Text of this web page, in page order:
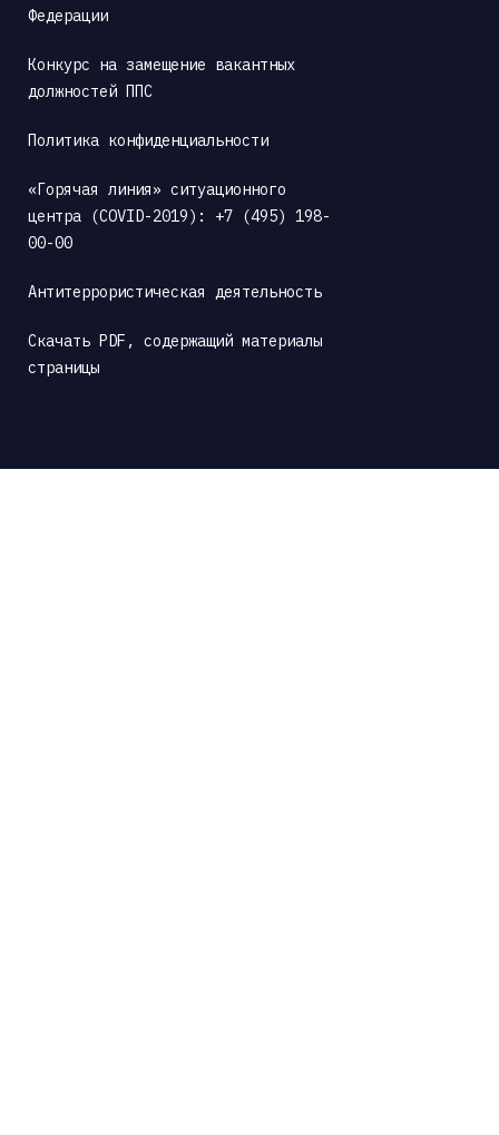
Федерации
Конкурс на замещение вакантных
должностей ППС
Политика конфиденциальности
«Горячая линия» ситуационного
центра (COVID-2019): +7 (495) 198-
00-00
Антитеррористическая деятельность
Скачать PDF, содержащий материалы
страницы